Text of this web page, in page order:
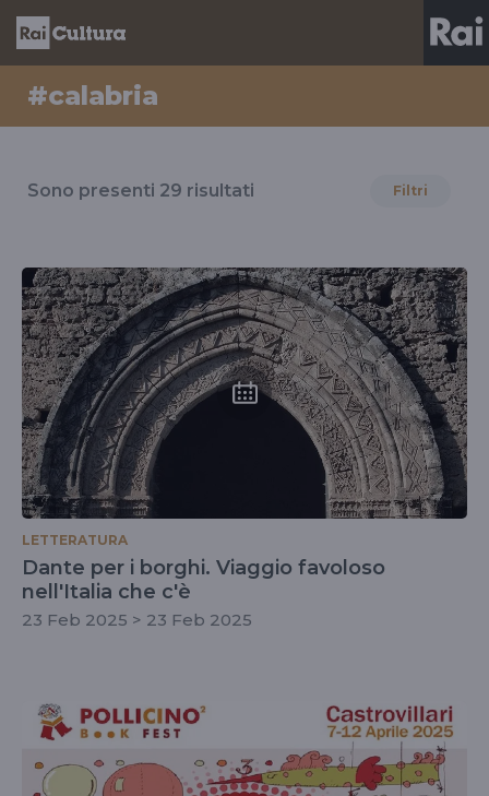
#calabria
il
#calabria
Sono presenti 29 risultati Filtri
LETTERATURA
Dante per i borghi. Viaggio favoloso
nell'Italia che c'è
23 Feb 2025 > 23 Feb 2025